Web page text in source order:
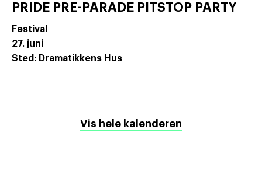
PRIDE PRE-PARADE PITSTOP PARTY
Festival
27. juni
Sted: Dramatikkens Hus
Vis hele kalenderen